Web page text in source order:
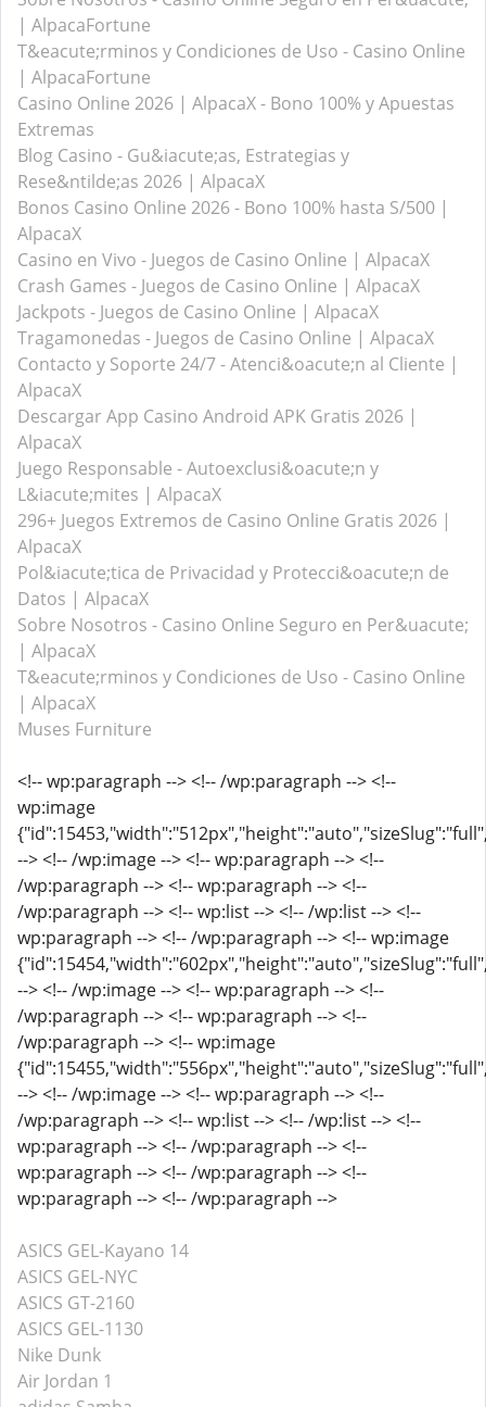
| AlpacaFortune
T&eacute;rminos y Condiciones de Uso - Casino Online
| AlpacaFortune
Casino Online 2026 | AlpacaX - Bono 100% y Apuestas
Extremas
Blog Casino - Gu&iacute;as, Estrategias y
Rese&ntilde;as 2026 | AlpacaX
Bonos Casino Online 2026 - Bono 100% hasta S/500 |
AlpacaX
Casino en Vivo - Juegos de Casino Online | AlpacaX
Crash Games - Juegos de Casino Online | AlpacaX
Jackpots - Juegos de Casino Online | AlpacaX
Tragamonedas - Juegos de Casino Online | AlpacaX
Contacto y Soporte 24/7 - Atenci&oacute;n al Cliente |
AlpacaX
Descargar App Casino Android APK Gratis 2026 |
AlpacaX
Juego Responsable - Autoexclusi&oacute;n y
L&iacute;mites | AlpacaX
296+ Juegos Extremos de Casino Online Gratis 2026 |
AlpacaX
Pol&iacute;tica de Privacidad y Protecci&oacute;n de
Datos | AlpacaX
Sobre Nosotros - Casino Online Seguro en Per&uacute;
| AlpacaX
T&eacute;rminos y Condiciones de Uso - Casino Online
| AlpacaX
Muses Furniture
<!-- wp:paragraph --> <!-- /wp:paragraph --> <!--
wp:image
--> <!-- /wp:image --> <!-- wp:paragraph --> <!--
/wp:paragraph --> <!-- wp:paragraph --> <!--
/wp:paragraph --> <!-- wp:list --> <!-- /wp:list --> <!--
wp:paragraph --> <!-- /wp:paragraph --> <!-- wp:image
--> <!-- /wp:image --> <!-- wp:paragraph --> <!--
/wp:paragraph --> <!-- wp:paragraph --> <!--
/wp:paragraph --> <!-- wp:image
--> <!-- /wp:image --> <!-- wp:paragraph --> <!--
/wp:paragraph --> <!-- wp:list --> <!-- /wp:list --> <!--
wp:paragraph --> <!-- /wp:paragraph --> <!--
wp:paragraph --> <!-- /wp:paragraph --> <!--
wp:paragraph --> <!-- /wp:paragraph -->
ASICS GEL-Kayano 14
ASICS GEL-NYC
ASICS GT-2160
ASICS GEL-1130
Nike Dunk
Air Jordan 1